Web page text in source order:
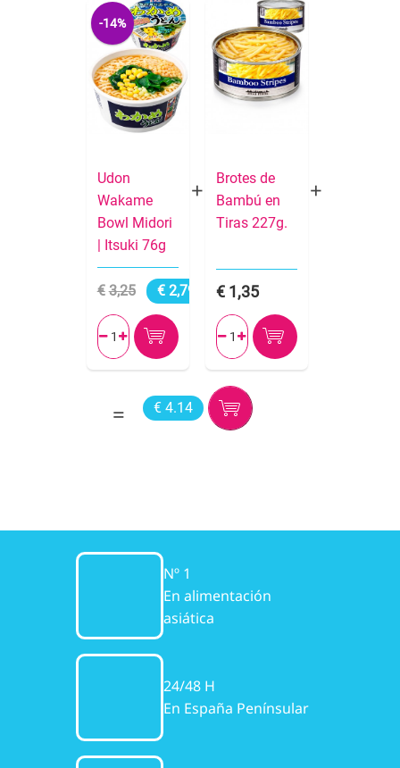
-14%
Udon
Wakame
Bowl Midori
| Itsuki 76g
3,25 2,79
 
Brotes de
Bambú en
Tiras 227g.
1,35
 
€ 4.14
Nº 1
En alimentación
asiática
24/48 H
En España Penínsular